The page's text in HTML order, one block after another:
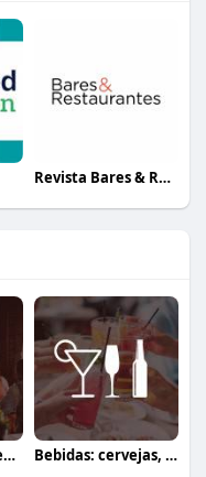
Revista Bares & Restaurantes
Retomada dos negócios Bebidas: cervejas, vinhos e coquetéis